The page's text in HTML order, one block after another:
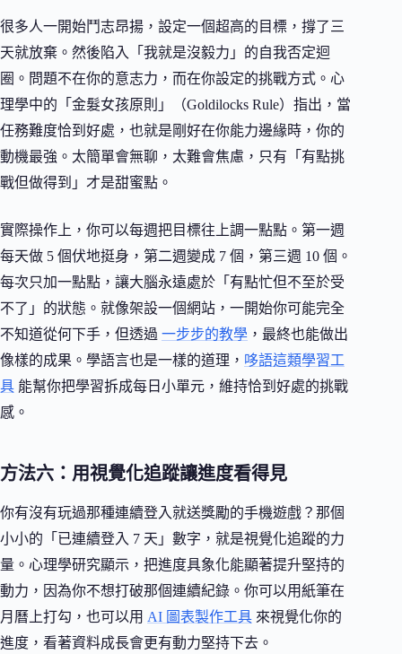
很多人一開始鬥志昂揚，設定一個超高的目標，撐了三
天就放棄。然後陷入「我就是沒毅力」的自我否定迴
圈。問題不在你的意志力，而在你設定的挑戰方式。心
理學中的「金髮女孩原則」（Goldilocks Rule）指出，當
任務難度恰到好處，也就是剛好在你能力邊緣時，你的
動機最強。太簡單會無聊，太難會焦慮，只有「有點挑
戰但做得到」才是甜蜜點。
實際操作上，你可以每週把目標往上調一點點。第一週
每天做 5 個伏地挺身，第二週變成 7 個，第三週 10 個。
每次只加一點點，讓大腦永遠處於「有點忙但不至於受
不了」的狀態。就像架設一個網站，一開始你可能完全
不知道從何下手，但透過 一步步的教學 ，最終也能做出
像樣的成果。學語言也是一樣的道理， 哆語這類學習工
具 能幫你把學習拆成每日小單元，維持恰到好處的挑戰
感。
方法六：用視覺化追蹤讓進度看得見
你有沒有玩過那種連續登入就送獎勵的手機遊戲？那個
小小的「已連續登入 7 天」數字，就是視覺化追蹤的力
量。心理學研究顯示，把進度具象化能顯著提升堅持的
動力，因為你不想打破那個連續紀錄。你可以用紙筆在
月曆上打勾，也可以用 AI 圖表製作工具 來視覺化你的
進度，看著資料成長會更有動力堅持下去。